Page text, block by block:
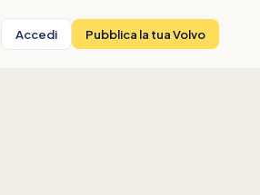
Accedi Pubblica la tua Volvo